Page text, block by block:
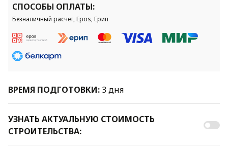
СПОСОБЫ ОПЛАТЫ:
Безналичный расчет, Epos, Ерип
ВРЕМЯ ПОДГОТОВКИ: 3 дня
УЗНАТЬ АКТУАЛЬНУЮ СТОИМОСТЬ
СТРОИТЕЛЬСТВА: